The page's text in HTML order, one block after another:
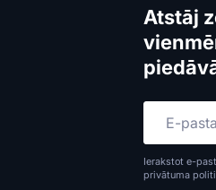
Atstāj
Ierakstot e-
privātuma